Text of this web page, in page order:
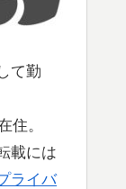
て勤
住。
載には
ライバ